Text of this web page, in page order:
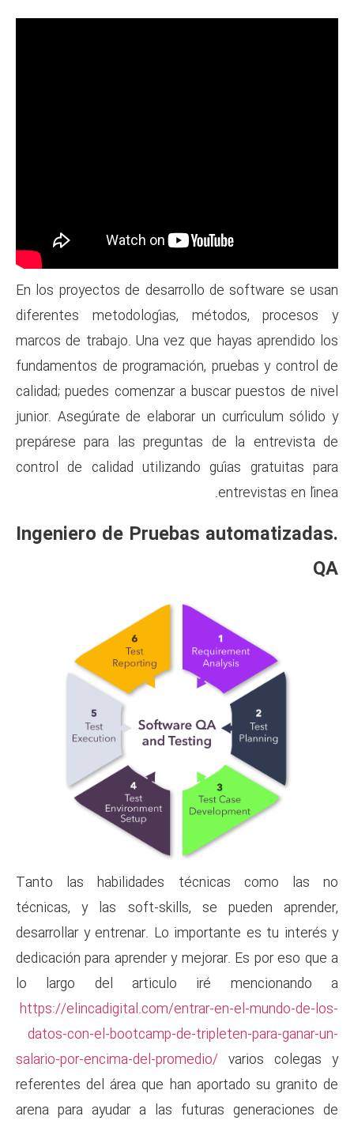
En los proyectos de
diferentes metodologías,
marcos de trabajo. Una vez
fundamentos de
calidad; puedes comenzar a
junior. Asegúrate de elaborar
prepárese para las
control de calidad
Ingeniero de
Tanto las habilidades
técnicas, y las soft-skills,
desarrollar y entrenar. Lo
dedicación para aprender y
lo largo del articulo
https://elincadigital.com/
datos-con-el-bootcamp-de-
salario-por-encima-del-
referentes del área que han
arena para ayudar a las